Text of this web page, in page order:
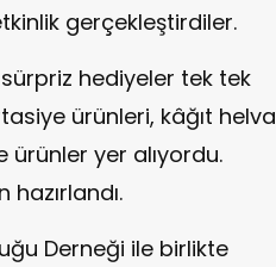
gerçekleştirdiler.
hediyeler tek tek
ürünleri, kâğıt helva
ürünler yer alıyordu.
Derneği ile birlikte